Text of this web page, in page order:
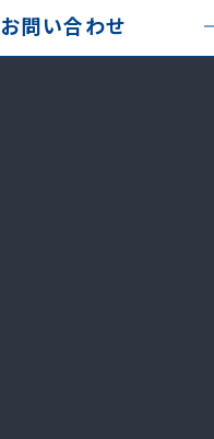
お問い合わせ